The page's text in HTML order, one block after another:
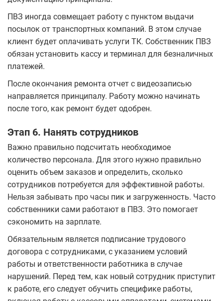
ПВЗ иногда совмещает работу с пунктом выдачи
посылок от транспортных компаний. В этом случае
клиент будет оплачивать услуги ТК. Собственник ПВЗ
обязан установить кассу и терминал для безналичных
платежей.
После окончания ремонта отчет с видеозаписью
направляется принципалу. Работу можно начинать
после того, как ремонт будет одобрен.
Этап 6. Нанять сотрудников
Важно правильно подсчитать необходимое
количество персонала. Для этого нужно правильно
оценить объем заказов и определить, сколько
сотрудников потребуется для эффективной работы.
Нельзя забывать про часы пик и загруженность. Часто
собственники сами работают в ПВЗ. Это помогает
сэкономить на зарплате.
Обязательным является подписание трудового
договора с сотрудниками, с указанием условий
работы и ответственности работника в случае
нарушений. Перед тем, как новый сотрудник приступит
к работе, его следует обучить специфике работы,